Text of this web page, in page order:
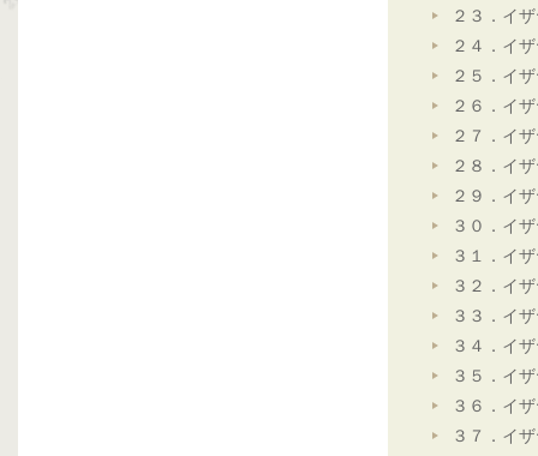
２３．イ
２４．イ
２５．イ
２６．イ
２７．イ
２８．イ
２９．イ
３０．イ
３１．イ
３２．イ
３３．イ
３４．イ
３５．イ
３６．イ
３７．イ